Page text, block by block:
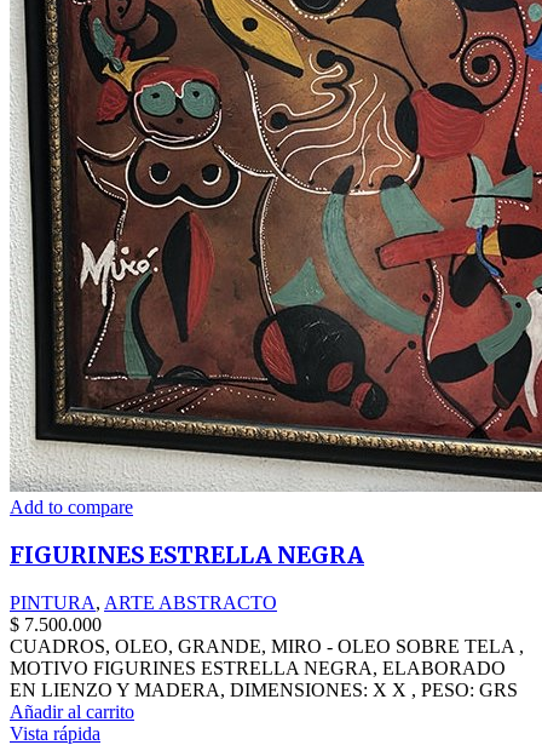
Add to compare
FIGURINES ESTRELLA NEGRA
PINTURA, ARTE ABSTRACTO
$ 7.500.000
CUADROS, OLEO, GRANDE, MIRO - OLEO SOBRE TELA ,
MOTIVO FIGURINES ESTRELLA NEGRA, ELABORADO
EN LIENZO Y MADERA, DIMENSIONES: X X , PESO: GRS
Añadir al carrito
Vista rápida